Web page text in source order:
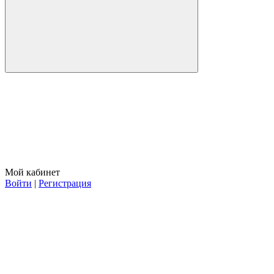
Мой кабинет
Войти | Регистрация